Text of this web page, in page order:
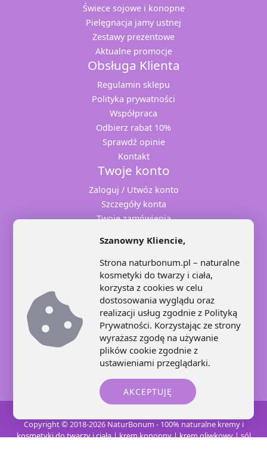
Świece sojowe i konopne
Pielęgnacja jamy ustnej
Zestawy prezentowe
Aktualne promocje
Obsługa Klienta
Regulamin sklepu
Polityka prywatności
Współpraca
Odbierz rabat 10%
Sprawdź opinie
Kontakt
Twoje konto
Zaloguj / Utwóz konto
Szczegóły konta
Twoje zamówienia
+48 71 707 22 25
+48 602 445 639
+48 664 871 959
kontakt@naturbonum.pl
8:00 – 17:30
Copyright © 2018-2026 NaturBonum - 100% naturalne kremy i
kosmetyki do twarzy i ciała | krem konopny | krem oliwkowy | sól
Szanowny Kliencie,
Strona naturbonum.pl – naturalne
kosmetyki do twarzy i ciała,
korzysta z cookies w celu
dostosowania wyglądu oraz
realizacji usług zgodnie z Polityką
Prywatności. Korzystając ze strony
wyrażasz zgodę na używanie
plików cookie zgodnie z
ustawieniami przeglądarki.
AKCEPTUJĘ